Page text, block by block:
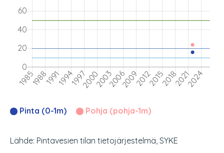
Pinta (0-1m) Pohja (pohja-1m)
Lähde: Pintavesien tilan tietojärjestelmä, SYKE